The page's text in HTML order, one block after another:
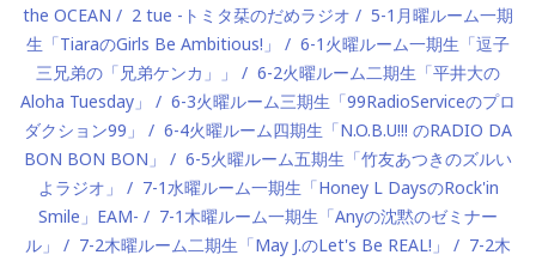
the OCEAN
2 tue -トミタ栞のだめラジオ
5-1月曜ルーム一期
生「TiaraのGirls Be Ambitious!」
6-1火曜ルーム一期生「逗子
三兄弟の「兄弟ケンカ」」
6-2火曜ルーム二期生「平井大の
Aloha Tuesday」
6-3火曜ルーム三期生「99RadioServiceのプロ
ダクション99」
6-4火曜ルーム四期生「N.O.B.U!!! のRADIO DA
BON BON BON」
6-5火曜ルーム五期生「竹友あつきのズルい
よラジオ」
7-1水曜ルーム一期生「Honey L DaysのRock'in
Smile」EAM-
7-1木曜ルーム一期生「Anyの沈黙のゼミナー
ル」
7-2木曜ルーム二期生「May J.のLet's Be REAL!」
7-2木